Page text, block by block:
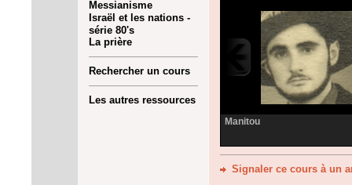
Messianisme
Israël et les nations -
série 80's
La prière
Rechercher un cours
Les autres ressources
Manitou
Signaler ce cours à un